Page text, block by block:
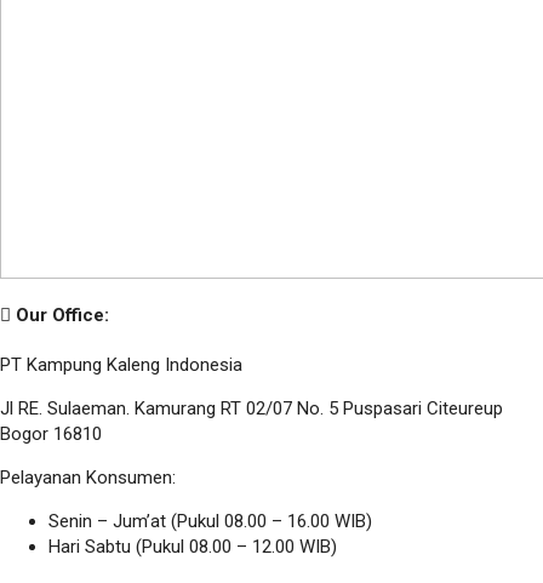
Our Office:
PT Kampung Kaleng Indonesia
Jl RE. Sulaeman. Kamurang RT 02/07 No. 5 Puspasari Citeureup
Bogor 16810
Pelayanan Konsumen:
Senin – Jum’at (Pukul 08.00 – 16.00 WIB)
Hari Sabtu (Pukul 08.00 – 12.00 WIB)